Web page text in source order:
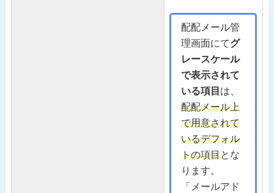
配配メール管
理画面にてグ
レースケール
で表示されて
いる項目 は、
配配メール上
で用意されて
いるデフォル
トの項目とな
ります。
「メールアド